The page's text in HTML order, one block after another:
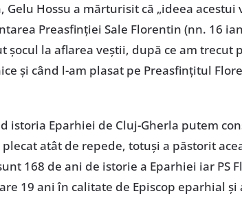
Hossu a mărturisit că „ideea acestui
Preasfinției Sale Florentin (nn. 16
șocul la aflarea veștii, după ce am trecut
și când l-am plasat pe Preasfințitul
istoria Eparhiei de Cluj-Gherla putem
atât de repede, totuși a păstorit
168 de ani de istorie a Eparhiei iar PS
19 ani în calitate de Episcop eparhial și